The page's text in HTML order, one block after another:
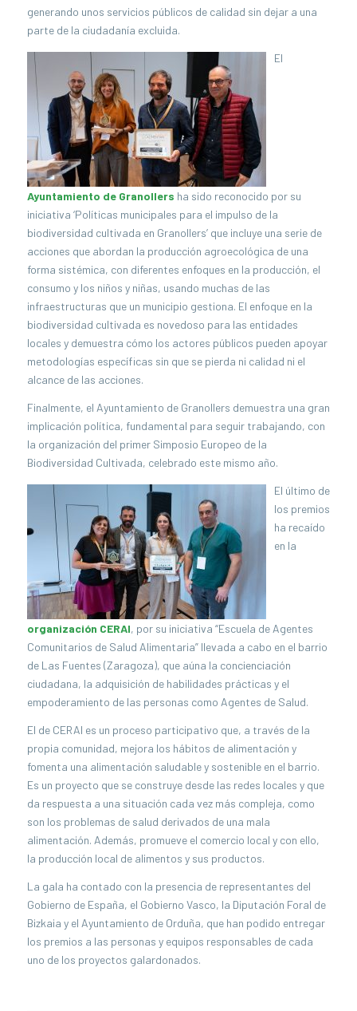
generando unos servicios públicos de calidad sin dejar a una
parte de la ciudadanía excluida.
El
Ayuntamiento de Granollers ha sido reconocido por su
iniciativa ‘Políticas municipales para el impulso de la
biodiversidad cultivada en Granollers’ que incluye una serie de
acciones que abordan la producción agroecológica de una
forma sistémica, con diferentes enfoques en la producción, el
consumo y los niños y niñas, usando muchas de las
infraestructuras que un municipio gestiona. El enfoque en la
biodiversidad cultivada es novedoso para las entidades
locales y demuestra cómo los actores públicos pueden apoyar
metodologías específicas sin que se pierda ni calidad ni el
alcance de las acciones.
Finalmente, el Ayuntamiento de Granollers demuestra una gran
implicación política, fundamental para seguir trabajando, con
la organización del primer Simposio Europeo de la
Biodiversidad Cultivada, celebrado este mismo año.
El último de
los premios
ha recaído
en la
organización CERAI, por su iniciativa “Escuela de Agentes
Comunitarios de Salud Alimentaria” llevada a cabo en el barrio
de Las Fuentes (Zaragoza), que aúna la concienciación
ciudadana, la adquisición de habilidades prácticas y el
empoderamiento de las personas como Agentes de Salud.
El de CERAI es un proceso participativo que, a través de la
propia comunidad, mejora los hábitos de alimentación y
fomenta una alimentación saludable y sostenible en el barrio.
Es un proyecto que se construye desde las redes locales y que
da respuesta a una situación cada vez más compleja, como
son los problemas de salud derivados de una mala
alimentación. Además, promueve el comercio local y con ello,
la producción local de alimentos y sus productos.
La gala ha contado con la presencia de representantes del
Gobierno de España, el Gobierno Vasco, la Diputación Foral de
Bizkaia y el Ayuntamiento de Orduña, que han podido entregar
los premios a las personas y equipos responsables de cada
uno de los proyectos galardonados.